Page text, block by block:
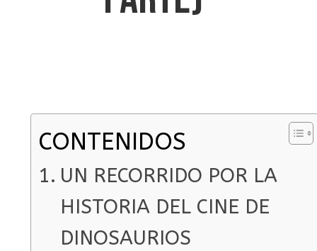
CONTENIDOS
UN RECORRIDO POR LA
HISTORIA DEL CINE DE
DINOSAURIOS